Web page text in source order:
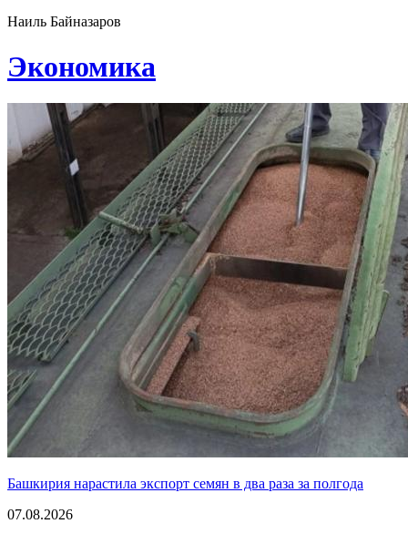
Наиль Байназаров
Экономика
Башкирия нарастила экспорт семян в два раза за полгода
07.08.2026